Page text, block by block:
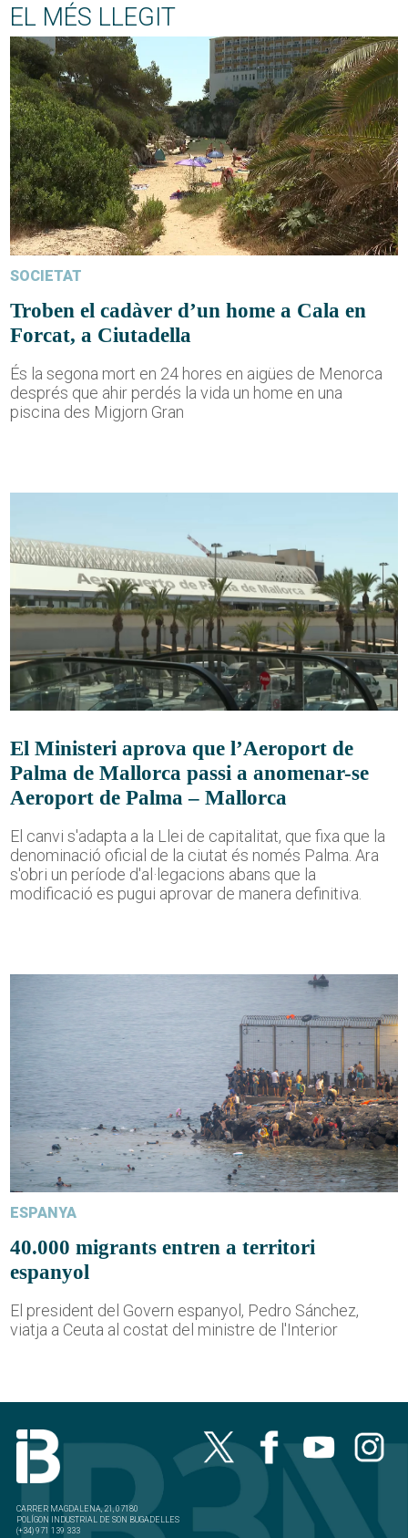
EL MÉS LLEGIT
SOCIETAT
Troben el cadàver d’un home a Cala en
Forcat, a Ciutadella
És la segona mort en 24 hores en aigües de Menorca
després que ahir perdés la vida un home en una
piscina des Migjorn Gran
El Ministeri aprova que l’Aeroport de
Palma de Mallorca passi a anomenar-se
Aeroport de Palma – Mallorca
El canvi s'adapta a la Llei de capitalitat, que fixa que la
denominació oficial de la ciutat és només Palma. Ara
s'obri un període d'al·legacions abans que la
modificació es pugui aprovar de manera definitiva.
ESPANYA
40.000 migrants entren a territori
espanyol
El president del Govern espanyol, Pedro Sánchez,
viatja a Ceuta al costat del ministre de l'Interior
CARRER MAGDALENA, 21, 07180
POLÍGON INDUSTRIAL DE SON BUGADELLES
(+34) 971 139 333